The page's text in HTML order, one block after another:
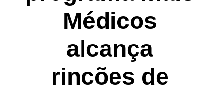
Médicos
alcança
rincões de